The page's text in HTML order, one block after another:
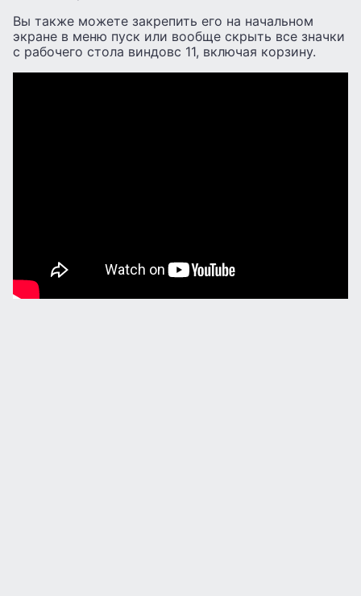
Вы также можете закрепить его на начальном
экране в меню пуск или вообще скрыть все значки
с рабочего стола виндовс 11, включая корзину.